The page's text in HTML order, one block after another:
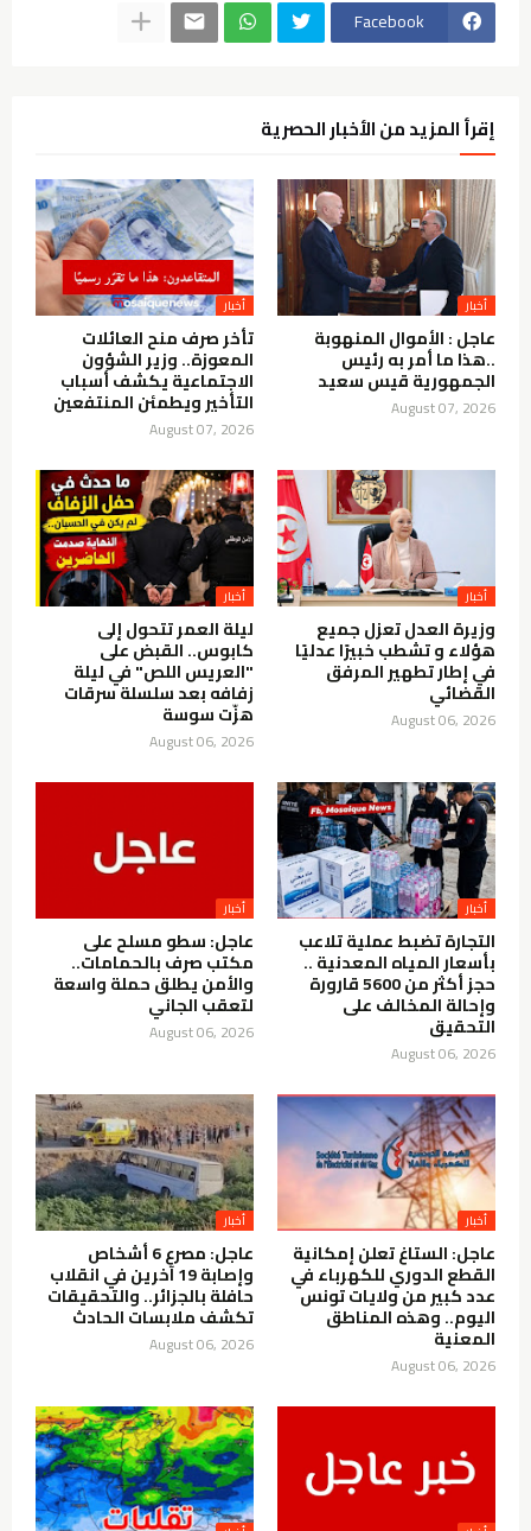
Facebook
إقرأ المزيد من الأخبار الحصرية
أخبار
عاجل : الأموال المنهوبة
..هذا ما أمر به رئيس
الجمهورية قيس سعيد
August 07, 2026
أخبار
تأخر صرف منح العائلات
المعوزة.. وزير الشؤون
الاجتماعية يكشف أسباب
التأخير ويطمئن المنتفعين
August 07, 2026
أخبار
وزيرة العدل تعزل جميع
هؤلاء و تشطب خبيرًا عدليًا
في إطار تطهير المرفق
القضائي
August 06, 2026
أخبار
ليلة العمر تتحول إلى
كابوس.. القبض على
"العريس اللص" في ليلة
زفافه بعد سلسلة سرقات
هزّت سوسة
August 06, 2026
أخبار
التجارة تضبط عملية تلاعب
بأسعار المياه المعدنية ..
حجز أكثر من 5600 قارورة
وإحالة المخالف على
التحقيق
August 06, 2026
أخبار
عاجل: سطو مسلح على
مكتب صرف بالحمامات..
والأمن يطلق حملة واسعة
لتعقب الجاني
August 06, 2026
أخبار
عاجل: الستاغ تعلن إمكانية
القطع الدوري للكهرباء في
عدد كبير من ولايات تونس
اليوم.. وهذه المناطق
المعنية
August 06, 2026
أخبار
عاجل: مصرع 6 أشخاص
وإصابة 19 آخرين في انقلاب
حافلة بالجزائر.. والتحقيقات
تكشف ملابسات الحادث
August 06, 2026